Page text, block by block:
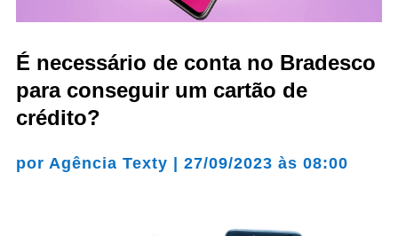
É necessário de conta no Bradesco
para conseguir um cartão de
crédito?
por Agência Texty | 27/09/2023 às 08:00